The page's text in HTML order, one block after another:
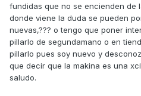
fundidas que no se encienden de
donde viene la duda se pueden
nuevas,??? o tengo que poner
pillarlo de segundamano o en
pillarlo pues soy nuevo y
que decir que la makina es una
saludo.